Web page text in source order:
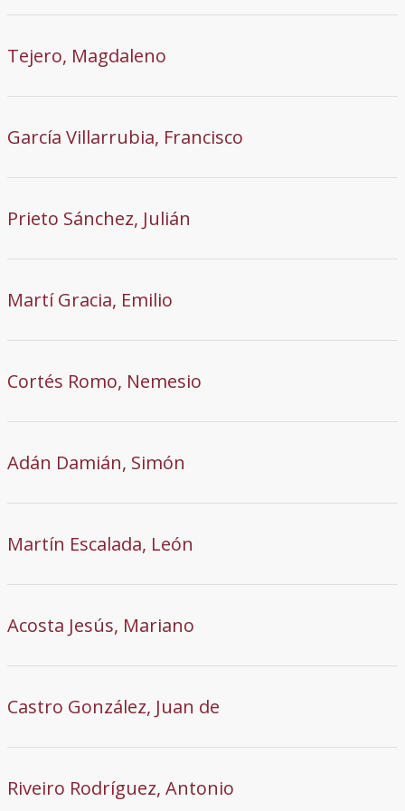
Tejero, Magdaleno
García Villarrubia, Francisco
Prieto Sánchez, Julián
Martí Gracia, Emilio
Cortés Romo, Nemesio
Adán Damián, Simón
Martín Escalada, León
Acosta Jesús, Mariano
Castro González, Juan de
Riveiro Rodríguez, Antonio